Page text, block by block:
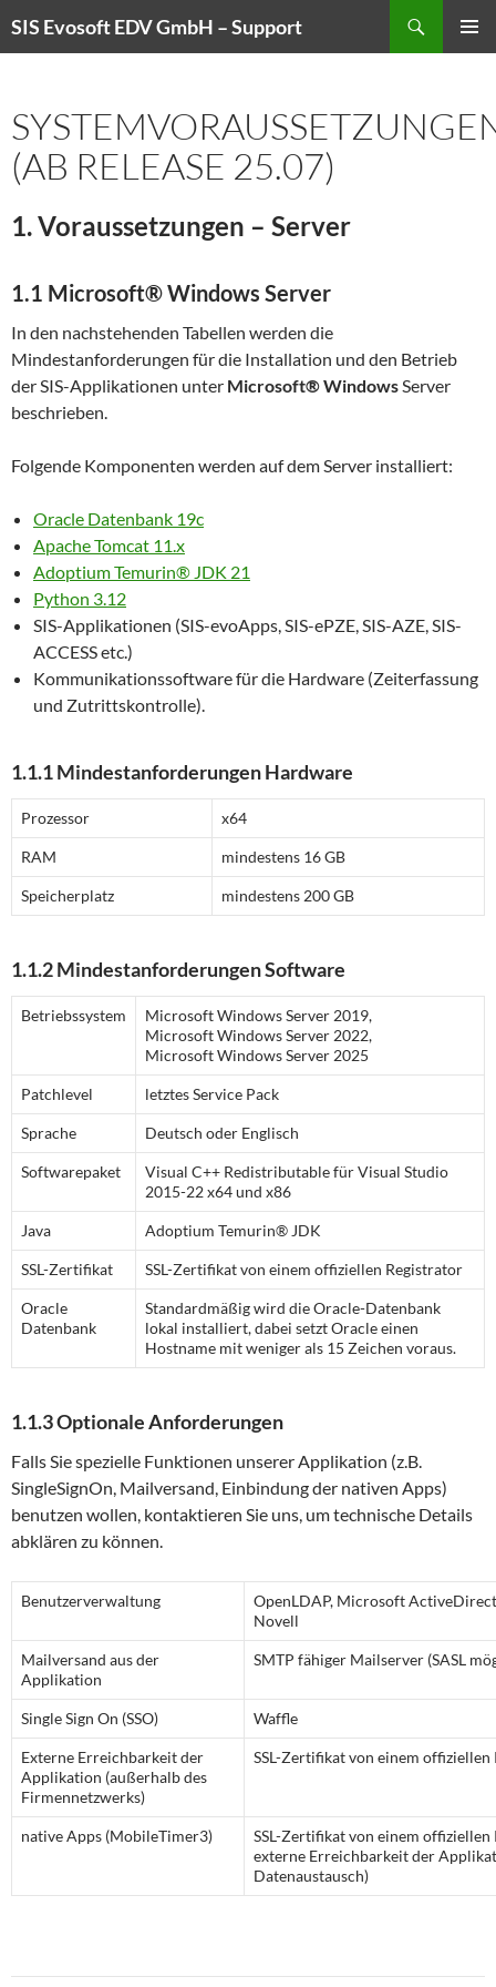
Inhalt
SIS Evosoft EDV GmbH – Support
(AB RELEASE 25.07)
1. Voraussetzungen – Server
1.1 Microsoft® Windows Server
In den nachstehenden Tabellen werden die
Mindestanforderungen für die Installation und den Betrieb
der SIS-Applikationen unter Microsoft® WindowsServer
beschrieben.
Folgende Komponenten werden auf dem Server installiert:
Oracle Datenbank 19c
Apache Tomcat 11.x
Adoptium Temurin® JDK 21
Python 3.12
SIS-Applikationen (SIS-evoApps, SIS-ePZE, SIS-AZE, SIS-
ACCESS etc.)
Kommunikationssoftware für die Hardware (Zeiterfassung
und Zutrittskontrolle).
1.1.1 Mindestanforderungen Hardware
Prozessor x64
RAM mindestens 16 GB
Speicherplatz mindestens 200 GB
1.1.2 Mindestanforderungen Software
Betriebssystem
Microsoft Windows Server 2019,
Microsoft Windows Server 2022,
Microsoft Windows Server 2025
Patchlevel letztes Service Pack
Sprache Deutsch oder Englisch
Softwarepaket
Visual C++ Redistributable für Visual Studio
2015-22 x64 und x86
Java Adoptium Temurin® JDK
SSL-Zertifikat SSL-Zertifikat von einem offiziellen Registrator
Oracle
Datenbank
Standardmäßig wird die Oracle-Datenbank
lokal installiert, dabei setzt Oracle einen
Hostname mit weniger als 15 Zeichen voraus.
1.1.3 Optionale Anforderungen
Falls Sie spezielle Funktionen unserer Applikation (z.B.
SingleSignOn, Mailversand, Einbindung der nativen Apps)
benutzen wollen, kontaktieren Sie uns, um technische Details
abklären zu können.
Benutzerverwaltung
OpenLDAP, Microsoft
Novell
Mailversand aus der
Applikation
SMTP fähiger Mailserver (SASL
Single Sign On (SSO) Waffle
Externe Erreichbarkeit der
Applikation (außerhalb des
Firmennetzwerks)
SSL-Zertifikat von einem
native Apps (MobileTimer3)
SSL-Zertifikat von einem offiziellen
externe Erreichbarkeit der
Datenaustausch)